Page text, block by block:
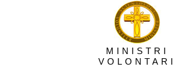
MINISTRI
VOLONTARI